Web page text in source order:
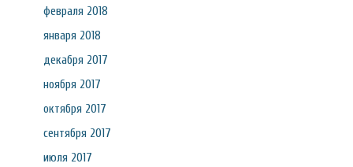
февраля 2018
января 2018
декабря 2017
ноября 2017
октября 2017
сентября 2017
июля 2017